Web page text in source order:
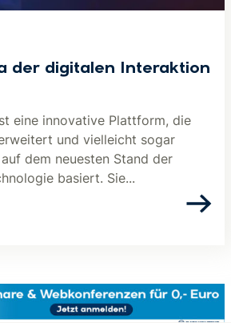
der digitalen Interaktion
eine innovative Plattform, die
und vielleicht sogar
dem neuesten Stand der
basiert. Sie...